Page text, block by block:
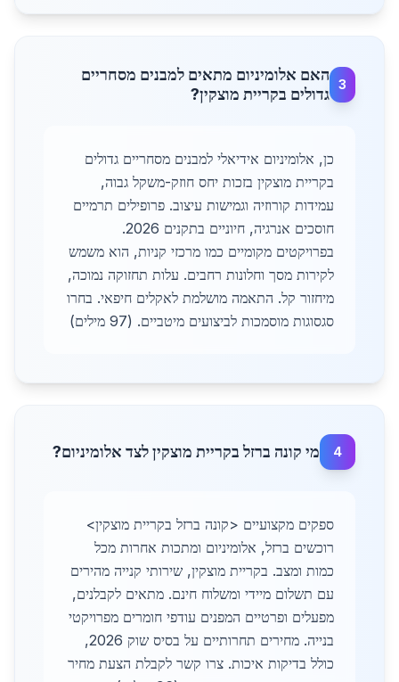
3
האם אלומיניום מתאים למבנים מסחריים
גדולים בקריית מוצקין?
כן, אלומיניום אידיאלי למבנים מסחריים גדולים
בקריית מוצקין בזכות יחס חוזק-משקל גבוה,
עמידות קורוזיה וגמישות עיצוב. פרופילים תרמיים
חוסכים אנרגיה, חיוניים בתקנים 2026.
בפרויקטים מקומיים כמו מרכזי קניות, הוא משמש
לקירות מסך וחלונות רחבים. עלות תחזוקה נמוכה,
מיחזור קל. התאמה מושלמת לאקלים חיפאי. בחרו
סגסוגות מוסמכות לביצועים מיטביים. (97 מילים)
4 מי קונה ברזל בקריית מוצקין לצד אלומיניום?
ספקים מקצועיים <קונה ברזל בקריית מוצקין>
רוכשים ברזל, אלומיניום ומתכות אחרות מכל
כמות ומצב. בקריית מוצקין, שירותי קנייה מהירים
עם תשלום מיידי ומשלוח חינם. מתאים לקבלנים,
מפעלים ופרטיים המפנים עודפי חומרים מפרויקטי
בנייה. מחירים תחרותיים על בסיס שוק 2026,
כולל בדיקות איכות. צרו קשר לקבלת הצעת מחיר